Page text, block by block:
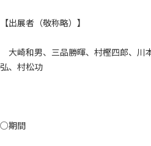
【出展者（敬称略）】
大崎和男、三品勝暉、村樫四郎、川
弘、村松功
○期間